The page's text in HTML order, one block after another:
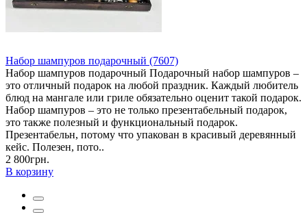
Набор шампуров подарочный (7607)
Набор шампуров подарочный Подарочный набор шампуров –
это отличный подарок на любой праздник. Каждый любитель
блюд на мангале или гриле обязательно оценит такой подарок.
Набор шампуров – это не только презентабельный подарок,
это также полезный и функциональный подарок.
Презентабельн, потому что упакован в красивый деревянный
кейс. Полезен, пото..
2 800грн.
В корзину